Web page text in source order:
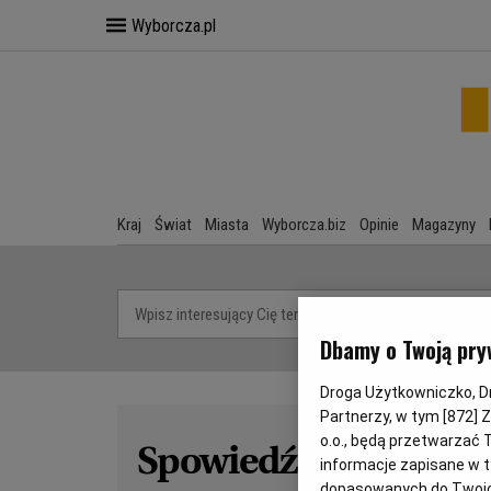
Wyborcza.pl
Kraj Świat Miasta Wyborcza.biz Opinie Magazyny
Spowiedź Giertycha
Dbamy o Twoją
Droga Użytkowniczko,
Partnerzy, w tym [872]
o.o., będą przetwarzać
informacje zapisane w